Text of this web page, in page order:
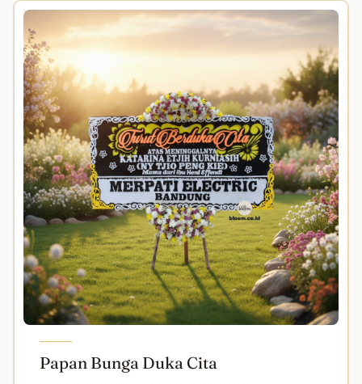
Papan Bunga Duka Cita